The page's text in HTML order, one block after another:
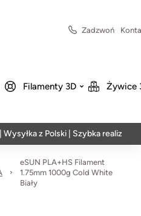
Zadzwoń
Filamenty 3D Żywice
z Polski | Szybka realizacja w 24h
eSUN PLA+HS Filament
1.75mm 1000g Cold White
Biały